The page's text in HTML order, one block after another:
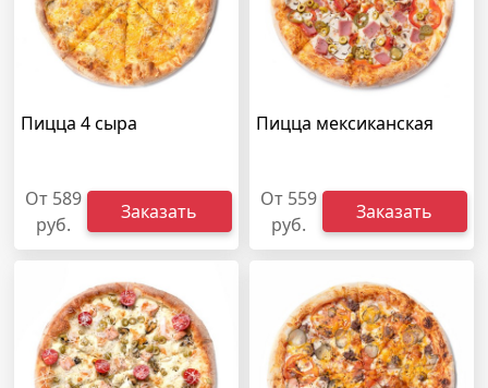
Пицца 4 сыра
От 589
руб.
Заказать
Пицца мексиканская
От 559
руб.
Заказать